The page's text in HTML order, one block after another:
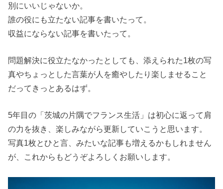
別にいいじゃないか。
誰の役にも立たない記事を書いたって。
収益にならない記事を書いたって。
問題解決に役立たなかったとしても、添えられた1枚の写
真やちょっとした言葉が人を癒やしたり楽しませること
だってきっとあるはず。
5年目の「茨城の片隅でフランス生活」は初心に返って肩
の力を抜き、楽しみながら更新していこうと思います。
写真1枚とひと言、みたいな記事も増えるかもしれません
が、これからもどうぞよろしくお願いします。